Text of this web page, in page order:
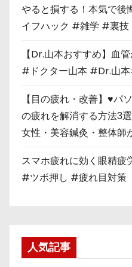
やると損する！本気で
イフハック #雑学 #裏
【Dr.山本おすすめ】血
#ドクター山本 #Dr.山
【目の疲れ・改善】♥パ
の疲れを解消する方法3
女性・美容鍼灸・整体師
スマホ疲れに効く眼精
#ツボ押し #疲れ目対策
人気記事